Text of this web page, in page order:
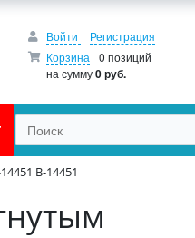
Войти
Регистрация
Корзина
0 позиций
на сумму0 руб.
B-14451